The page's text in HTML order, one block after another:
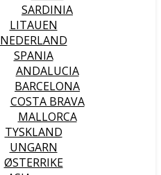
SARDINIA
LITAUEN
NEDERLAND
SPANIA
ANDALUCIA
BARCELONA
COSTA BRAVA
MALLORCA
TYSKLAND
UNGARN
ØSTERRIKE